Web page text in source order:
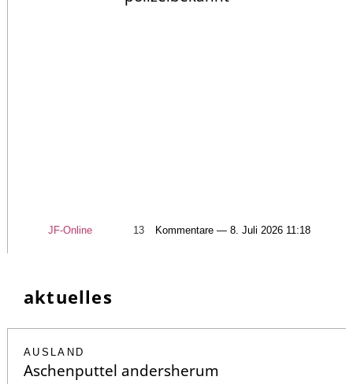
JF-Online 13 Kommentare — 8. Juli 2026 11:18
aktuelles
AUSLAND
Aschenputtel andersherum